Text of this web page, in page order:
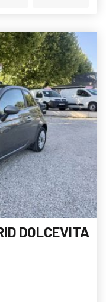
DOLCEVITA